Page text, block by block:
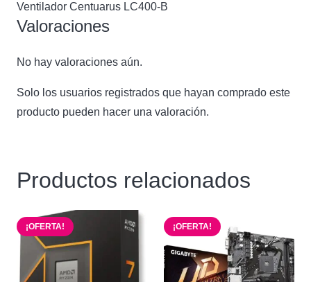
Ventilador Centuarus LC400-B
Valoraciones
No hay valoraciones aún.
Solo los usuarios registrados que hayan comprado este
producto pueden hacer una valoración.
Productos relacionados
¡OFERTA! ¡OFERTA!